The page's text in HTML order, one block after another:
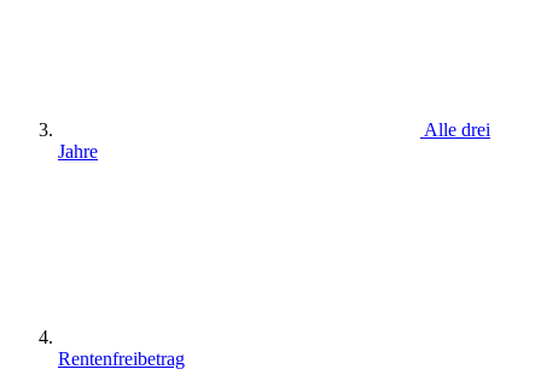
Alle drei
Jahre
Rentenfreibetrag